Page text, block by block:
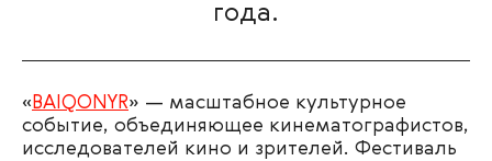
года.
« BAIQONYR» — масштабное культурное
событие, объединяющее кинематографистов,
исследователей кино и зрителей. Фестиваль